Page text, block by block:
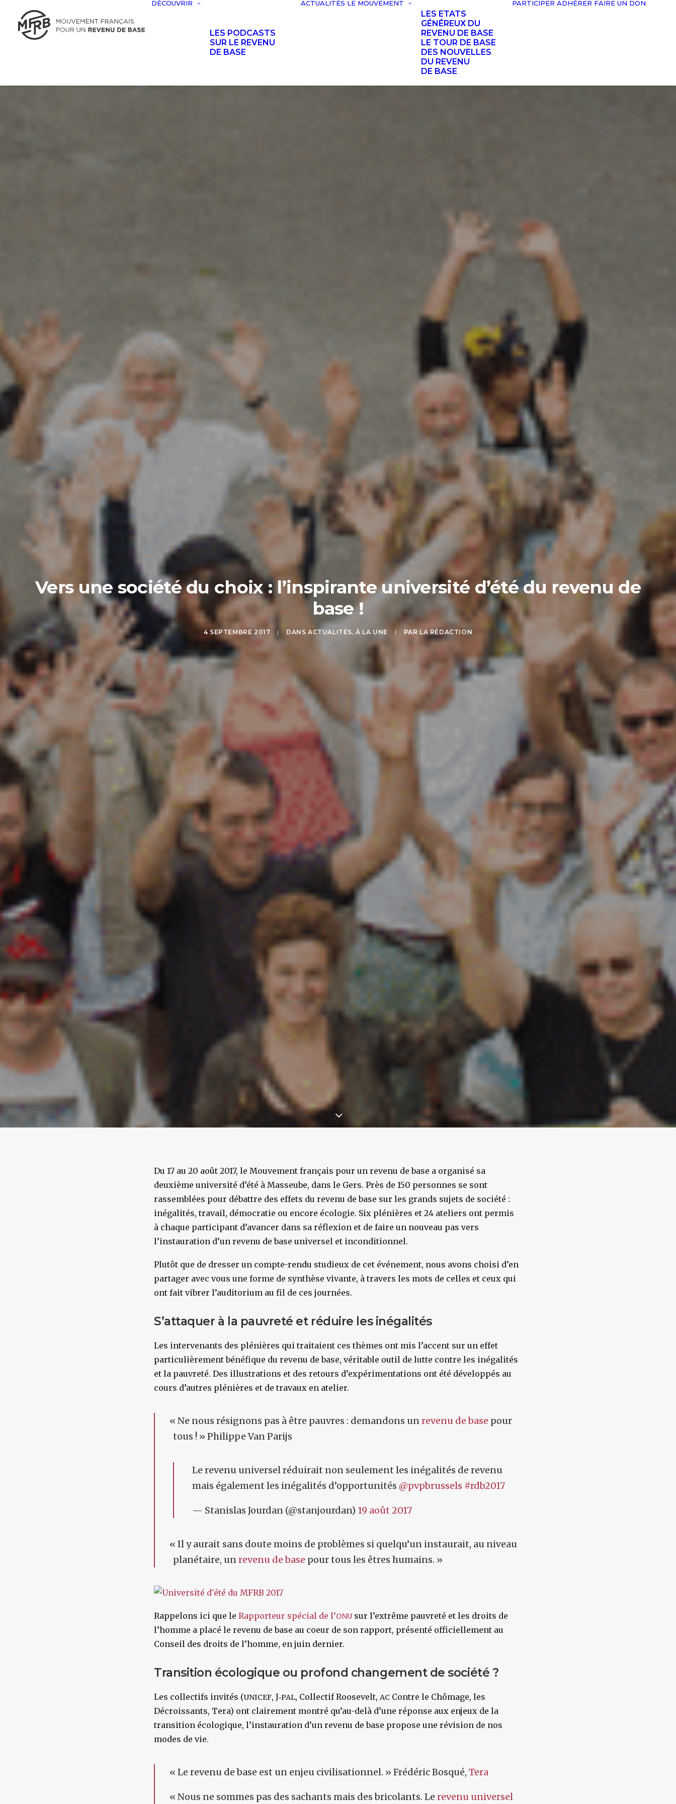
DÉCOUVRIR
LES PODCASTS
SUR LE REVENU
DE BASE
ACTUALITÉS LE MOUVEMENT
LES ETATS
GÉNÉREUX DU
REVENU DE BASE
LE TOUR DE BASE
DES NOUVELLES
DU REVENU
DE BASE
PARTICIPER ADHÉRER FAIRE UN DON
Vers une société du choix : l’inspirante université d’été du revenu de
base !
4 SEPTEMBRE 2017 | DANS ACTUALITÉS,À LA UNE | PAR LA RÉDACTION
Du 17 au 20 août 2017, le Mouvement français pour un revenu de base a organisé sa
deuxième université d’été à Masseube, dans le Gers. Près de 150 personnes se sont
rassemblées pour débattre des effets du revenu de base sur les grands sujets de société :
inégalités, travail, démocratie ou encore écologie. Six plénières et 24 ateliers ont permis
à chaque participant d’avancer dans sa réflexion et de faire un nouveau pas vers
l’instauration d’un revenu de base universel et inconditionnel.
Plutôt que de dresser un compte-rendu studieux de cet événement, nous avons choisi d’en
partager avec vous une forme de synthèse vivante, à travers les mots de celles et ceux qui
ont fait vibrer l’auditorium au fil de ces journées.
S’attaquer à la pauvreté et réduire les inégalités
Les intervenants des plénières qui traitaient ces thèmes ont mis l’accent sur un effet
particulièrement bénéfique du revenu de base, véritable outil de lutte contre les inégalités
et la pauvreté. Des illustrations et des retours d’expérimentations ont été développés au
cours d’autres plénières et de travaux en atelier.
« Ne nous résignons pas à être pauvres : demandons unrevenu de base pour
tous ! » Philippe Van Parijs
Le revenu universel réduirait non seulement les inégalités de revenu
mais également les inégalités d’opportunités @pvpbrussels #rdb2017
— Stanislas Jourdan (@stanjourdan) 19 août 2017
« Il y aurait sans doute moins de problèmes si quelqu’un instaurait, au niveau
planétaire, unrevenu de base pour tous les êtres humains. »
Rappelons ici que le Rapporteur spécial de l’ONU sur l’extrême pauvreté et les droits de
l’homme a placé le revenu de base au coeur de son rapport, présenté officiellement au
Conseil des droits de l’homme, en juin dernier.
Transition écologique ou profond changement de société ?
Les collectifs invités (UNICEF, J‑PAL, Collectif Roosevelt, AC Contre le Chômage, les
Décroissants, Tera) ont clairement montré qu’au-delà d’une réponse aux enjeux de la
transition écologique, l’instauration d’un revenu de base propose une révision de nos
modes de vie.
« Le revenu de base est un enjeu civilisationnel. » Frédéric Bosqué, Tera
« Nous ne sommes pas des sachants mais des bricolants. Le revenu universel